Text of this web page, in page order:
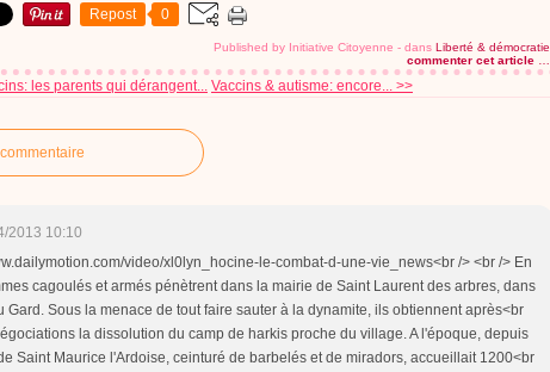
Repost 0
Published by Initiative Citoyenne - dans Liberté & démocratie
commenter cet article
les parents qui dérangent... Vaccins & autisme: encore... >>
2013 10:10
video/xl0lyn_hocine-le-combat-d-une-vie_news<br /> <br /> En
cagoulés et armés pénètrent dans la mairie de Saint Laurent des arbres, dans
Gard. Sous la menace de tout faire sauter à la dynamite, ils obtiennent après<br
la dissolution du camp de harkis proche du village. A l'époque, depuis
Saint Maurice l'Ardoise, ceinturé de barbelés et de miradors, accueillait 1200<br